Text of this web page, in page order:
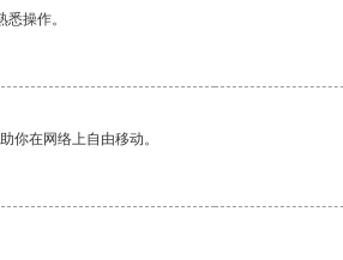
操作。
你在网络上自由移动。